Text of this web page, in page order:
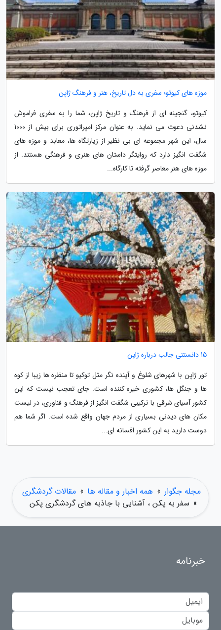
موزه های کیوتو؛ سفری به دل تاریخ، هنر و فرهنگ ژاپن
کیوتو، گنجینه ای از فرهنگ و تاریخ ژاپن، شما را به سفری فراموش
نشدنی دعوت می نماید. به عنوان مرکز امپراتوری برای بیش از 1000
سال، این شهر مجموعه ای بی نظیر از زیارتگاه ها، معابد و موزه های
شگفت انگیز دارد که روایتگر داستان های هنری و فرهنگی هستند. از
موزه های هنر معاصر گرفته تا کارگاه...
15 دانستنی جالب درباره ژاپن
تور ژاپن با شهرهای شلوغ و آینده نگر مثل توکیو تا منظره ها زیبا از کوه
ها و جنگل ها، کشوری خیره کننده است. جای تعجب نیست که این
کشور آسیای شرقی با ترکیبی شگفت انگیز از فرهنگ و فناوری، در لیست
مکان های دیدنی بسیاری از مردم جهان واقع شده است. اگر شما هم
دوست دارید به این کشور افسانه ای...
مجله جگوار » همه اخبار و مقاله ها » مقالات گردشگری
» سفر به پکن ، آشنایی با جاذبه های گردشگری پکن
خبرنامه